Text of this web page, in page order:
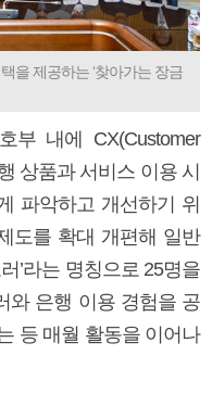
을 제공하는 ‘찾아가는 장금
부 내에 CX(Customer
상품과 서비스 이용 시
파악하고 개선하기 위
도를 확대 개편해 일반
’라는 명칭으로 25명을
와 은행 이용 경험을 공
등 매월 활동을 이어나